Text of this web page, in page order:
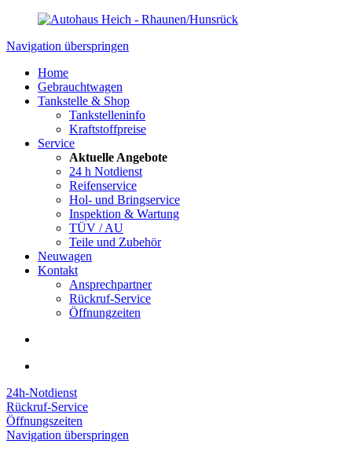
Navigation überspringen
Home
Gebrauchtwagen
Tankstelle & Shop
Tankstelleninfo
Kraftstoffpreise
Service
Aktuelle Angebote
24 h Notdienst
Reifenservice
Hol- und Bringservice
Inspektion & Wartung
TÜV / AU
Teile und Zubehör
Neuwagen
Kontakt
Ansprechpartner
Rückruf-Service
Öffnungzeiten
24h-Notdienst
Rückruf-Service
Öffnungszeiten
Navigation überspringen